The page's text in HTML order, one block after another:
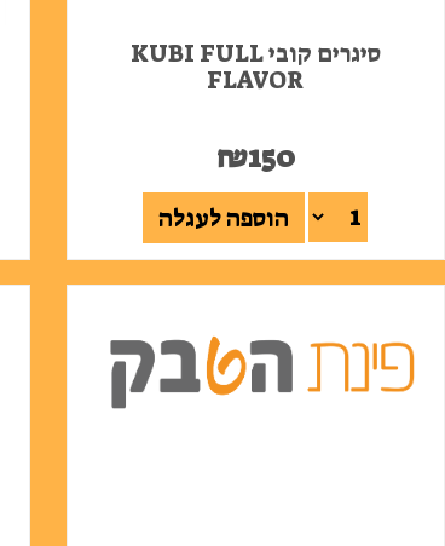
סיגרים קובי KUBI FULL
FLAVOR
₪150
הוספה לעגלה